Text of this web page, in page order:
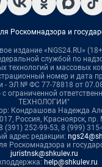
Роскомнадзора и
издание «NGS24.RU»
службой по
технологий и массовых
номер и дата
- ЭЛ № ФС 77-78818 от
ограниченной
ТЕХНОЛОГИИ"
Кондрашова Надежда
Россия, Красноярск,
(391) 252-99-53, 8 (999)
адрес редакции:
Роскомнадзора и
juristnsk@shkulev.ru
help@shkulev.ru